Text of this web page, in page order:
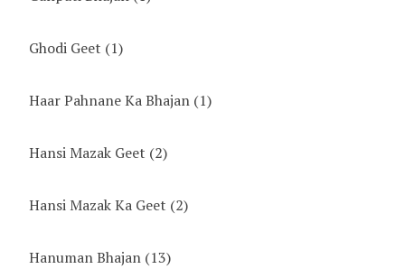
Ghodi Geet (1)
Haar Pahnane Ka Bhajan (1)
Hansi Mazak Geet (2)
Hansi Mazak Ka Geet (2)
Hanuman Bhajan (13)